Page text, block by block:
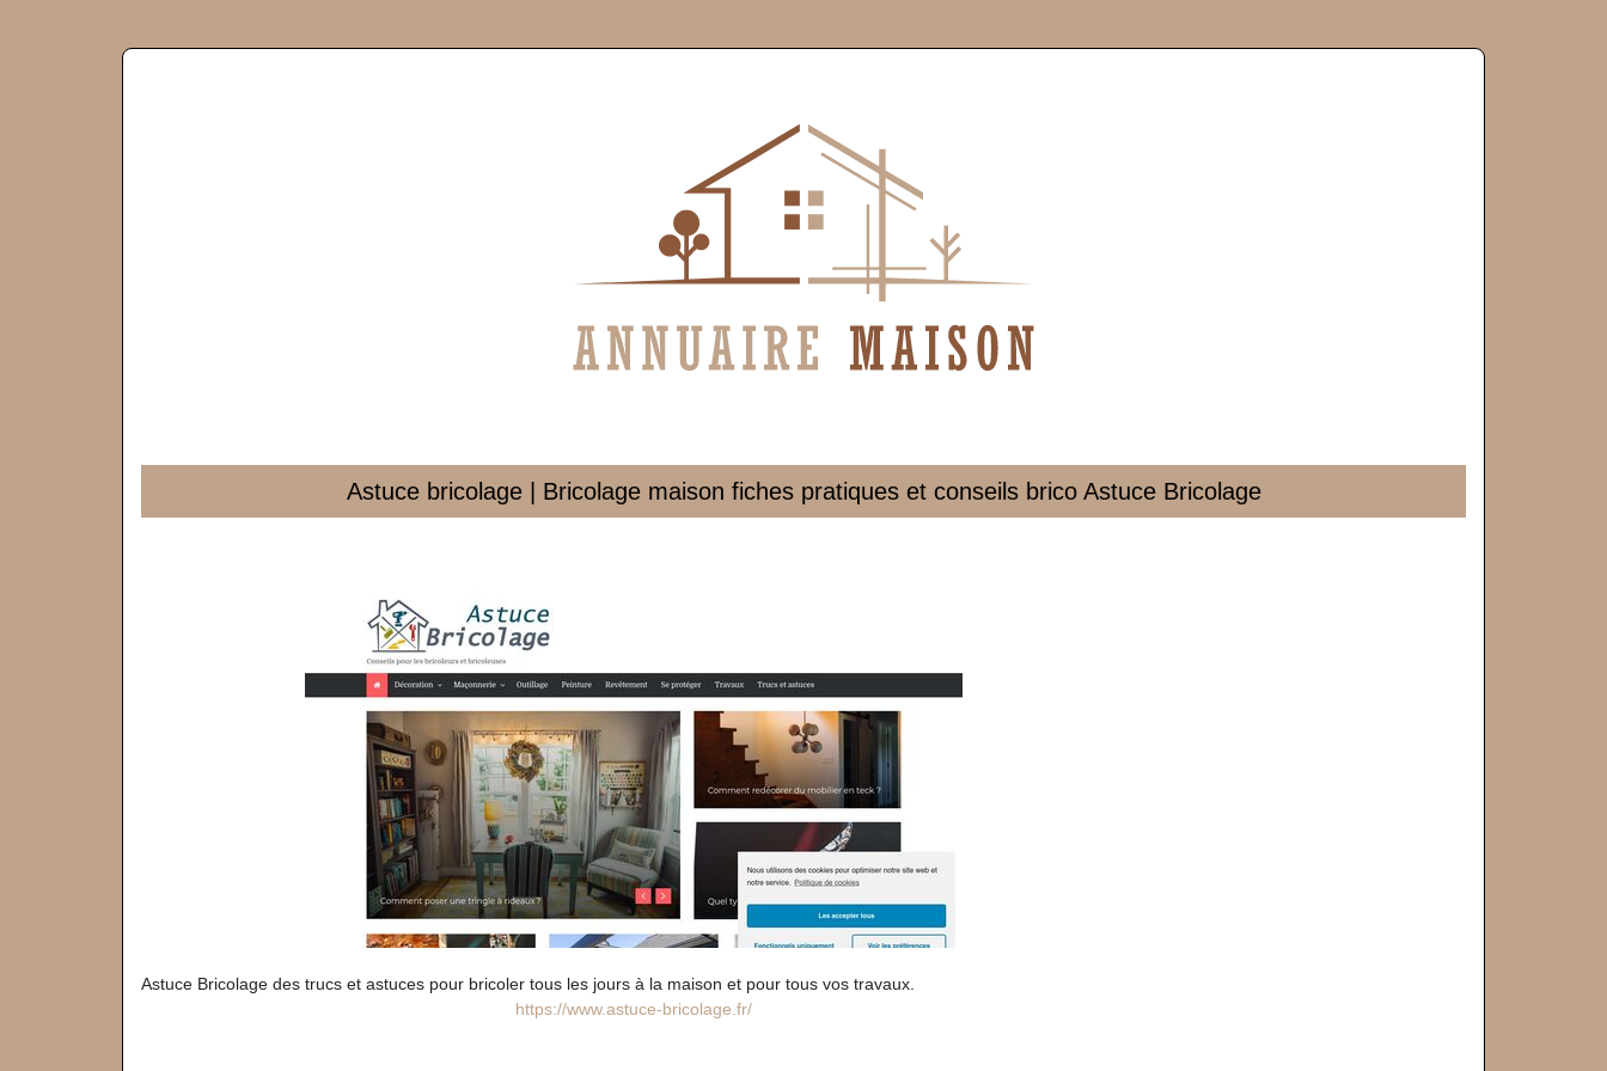
Astuce bricolage | Bricolage maison fiches pratiques et conseils brico Astuce Bricolage
Astuce Bricolage des trucs et astuces pour bricoler tous les jours à la maison et pour tous vos travaux.
https://www.astuce-bricolage.fr/